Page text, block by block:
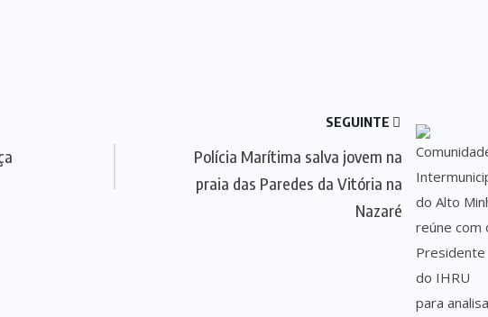
SEGUINTE
Polícia Marítima salva jovem na
praia das Paredes da Vitória na
Nazaré